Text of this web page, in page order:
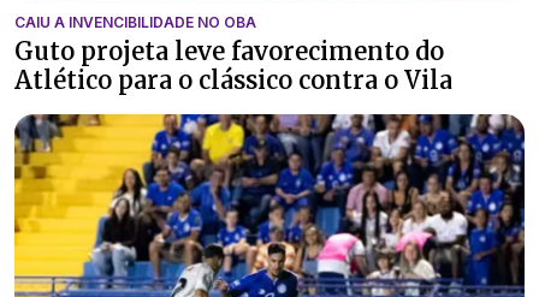
CAIU A INVENCIBILIDADE NO OBA
Guto projeta leve favorecimento do
Atlético para o clássico contra o Vila